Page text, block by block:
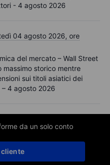
- 4 agosto 2026
04 agosto 2026, ore
del mercato – Wall Street
massimo storico mentre
sui titoli asiatici dei
4 agosto 2026
da un solo conto
cliente